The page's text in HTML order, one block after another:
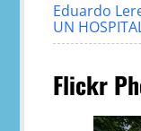
Eduardo
UN
Flickr